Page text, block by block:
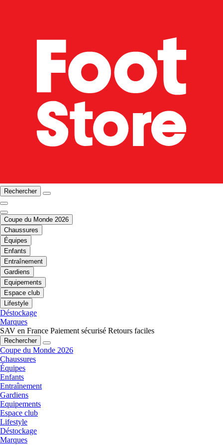
Rechercher
Coupe du Monde 2026
Chaussures
Équipes
Enfants
Entraînement
Gardiens
Equipements
Espace club
Lifestyle
Déstockage
Marques
SAV en France Paiement sécurisé Retours faciles
Rechercher
Coupe du Monde 2026
Chaussures
Équipes
Enfants
Entraînement
Gardiens
Equipements
Espace club
Lifestyle
Déstockage
Marques